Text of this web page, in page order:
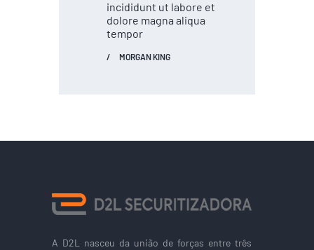
incididunt ut labore et
dolore magna aliqua
tempor
MORGAN KING
A D2L nasceu da união de forças entre três